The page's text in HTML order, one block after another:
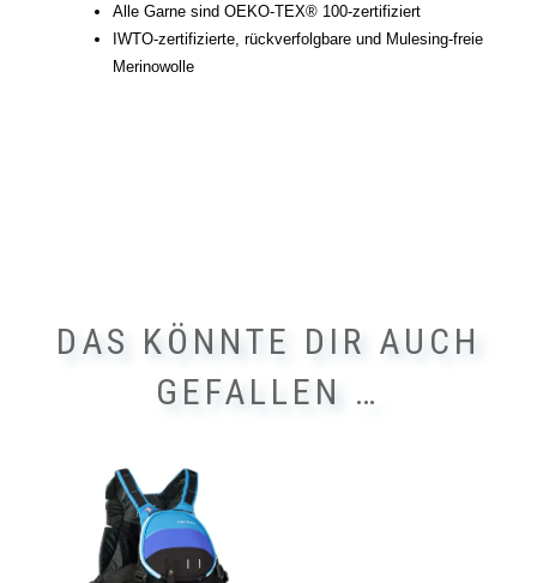
Alle Garne sind OEKO-TEX® 100-zertifiziert
IWTO-zertifizierte, rückverfolgbare und Mulesing-freie
Merinowolle
DAS KÖNNTE DIR AUCH
GEFALLEN …